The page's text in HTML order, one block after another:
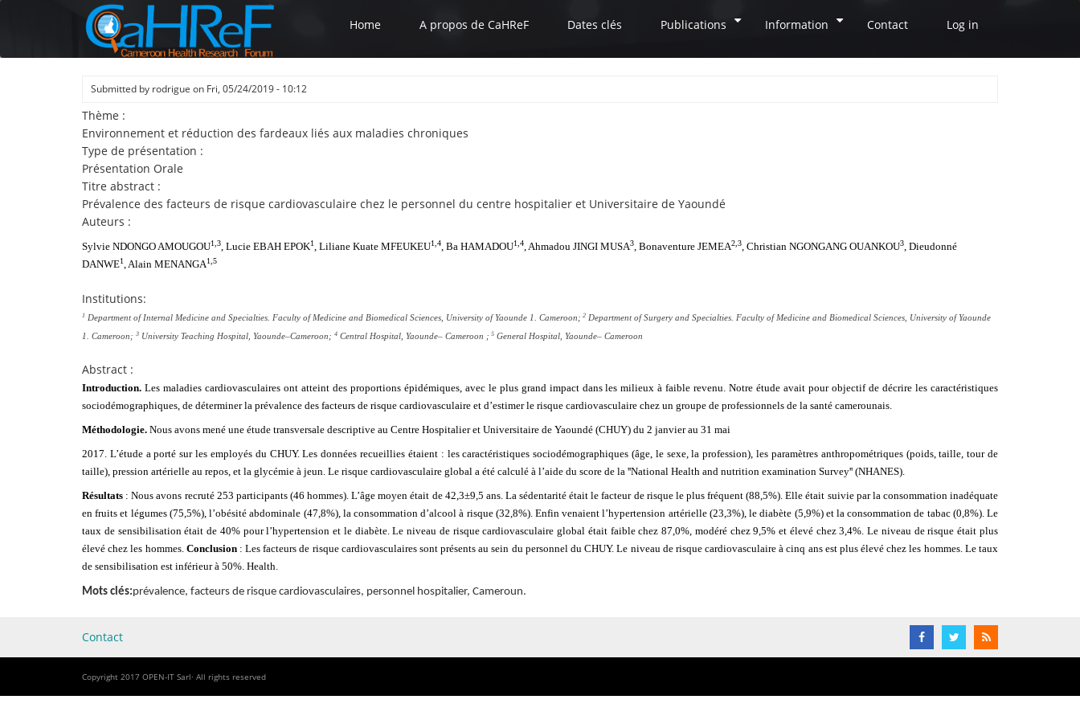
content
Home A propos de CaHReF Dates clés Publications Information Contact Log in
Submitted by rodrigue on Fri, 05/24/2019 - 10:12
Thème :
Environnement et réduction des fardeaux liés aux maladies chroniques
Type de présentation :
Présentation Orale
Titre abstract :
Prévalence des facteurs de risque cardiovasculaire chez le personnel du centre hospitalier et Universitaire de Yaoundé
Auteurs :
Sylvie NDONGO AMOUGOU1,3, Lucie EBAH EPOK1, Liliane Kuate MFEUKEU1,4, Ba HAMADOU1,4, Ahmadou JINGI MUSA3, Bonaventure JEMEA2,3, Christian NGONGANG OUANKOU3, Dieudonné
DANWE1, Alain MENANGA1,5
Institutions:
1 Department of Internal Medicine and Specialties. Faculty of Medicine and Biomedical Sciences, University of Yaounde 1. Cameroon; 2 Department of Surgery and Specialties. Faculty of Medicine and Biomedical Sciences, University of Yaounde
1. Cameroon; 3 University Teaching Hospital, Yaounde–Cameroon; 4 Central Hospital, Yaounde– Cameroon ; 5 General Hospital, Yaounde– Cameroon
Abstract :
Introduction. Les maladies cardiovasculaires ont atteint des proportions épidémiques, avec le plus grand impact dans les milieux à faible revenu. Notre étude avait pour objectif de décrire les caractéristiques
sociodémographiques, de déterminer la prévalence des facteurs de risque cardiovasculaire et d’estimer le risque cardiovasculaire chez un groupe de professionnels de la santé camerounais.
Méthodologie. Nous avons mené une étude transversale descriptive au Centre Hospitalier et Universitaire de Yaoundé (CHUY) du 2 janvier au 31 mai
2017. L’étude a porté sur les employés du CHUY. Les données recueillies étaient : les caractéristiques sociodémographiques (âge, le sexe, la profession), les paramètres anthropométriques (poids, taille, tour de
taille), pression artérielle au repos, et la glycémie à jeun. Le risque cardiovasculaire global a été calculé à l’aide du score de la ꞌꞌNational Health and nutrition examination Surveyꞌꞌ (NHANES).
Résultats : Nous avons recruté 253 participants (46 hommes). L’âge moyen était de 42,3±9,5 ans. La sédentarité était le facteur de risque le plus fréquent (88,5%). Elle était suivie par la consommation inadéquate
en fruits et légumes (75,5%), l’obésité abdominale (47,8%), la consommation d’alcool à risque (32,8%). Enfin venaient l’hypertension artérielle (23,3%), le diabète (5,9%) et la consommation de tabac (0,8%). Le
taux de sensibilisation était de 40% pour l’hypertension et le diabète. Le niveau de risque cardiovasculaire global était faible chez 87,0%, modéré chez 9,5% et élevé chez 3,4%. Le niveau de risque était plus
élevé chez les hommes. Conclusion : Les facteurs de risque cardiovasculaires sont présents au sein du personnel du CHUY. Le niveau de risque cardiovasculaire à cinq ans est plus élevé chez les hommes. Le taux
de sensibilisation est inférieur à 50%. Health.
Mots clés:prévalence, facteurs de risque cardiovasculaires, personnel hospitalier, Cameroun.
Contact
Copyright 2017 OPEN-IT Sarl· All rights reserved